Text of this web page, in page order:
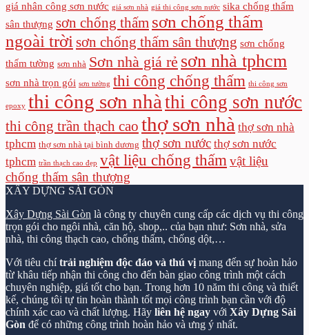
giá nhân công sơn nước giá sơn nhà giá thi công sơn nước sika chống thấm
sân thượng sơn chống thấm sơn chống thấm
ngoài trời sơn chống thấm sân thượng sơn chống
thấm tường sơn nhà Sơn nhà giá rẻ sơn nhà tphcm
sơn nhà trọn gói sơn tường thi công chống thấm thi công sơn
epoxy thi công sơn nhà thi công sơn nước
thi công trần thạch cao thợ sơn nhà thợ sơn nhà
tphcm thợ sơn nhà tại bình dương thợ sơn nước thợ sơn nước
tphcm trần thạch cao đẹp vật liệu chống thấm vật liệu
chống thấm sân thượng
XÂY DỰNG SÀI GÒN
Xây Dựng Sài Gòn là công ty chuyên cung cấp các dịch vụ thi công
trọn gói cho ngôi nhà, căn hộ, shop,.. của bạn như: Sơn nhà, sửa
nhà, thi công thạch cao, chống thấm, chống dột,…
Với tiêu chítrải nghiệm độc đáo và thú vị mang đến sự hoàn hảo
từ khâu tiếp nhận thi công cho đến bàn giao công trình một cách
chuyên nghiệp, giá tốt cho bạn. Trong hơn 10 năm thi công và thiết
kế, chúng tôi tự tin hoàn thành tốt mọi công trình bạn cần với độ
chính xác cao và chất lượng. Hãy liên hệ ngay với Xây Dựng Sài
Gòn để có những công trình hoàn hảo và ưng ý nhất.